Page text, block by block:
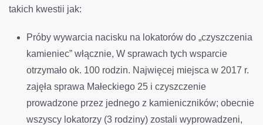
takich kwestii jak:
Próby wywarcia nacisku na lokatorów do „czyszczenia
kamieniec” włącznie, W sprawach tych wsparcie
otrzymało ok. 100 rodzin. Najwięcej miejsca w 2017 r.
zajęła sprawa Małeckiego 25 i czyszczenie
prowadzone przez jednego z kamieniczników; obecnie
wszyscy lokatorzy (3 rodziny) zostali wyprowadzeni,